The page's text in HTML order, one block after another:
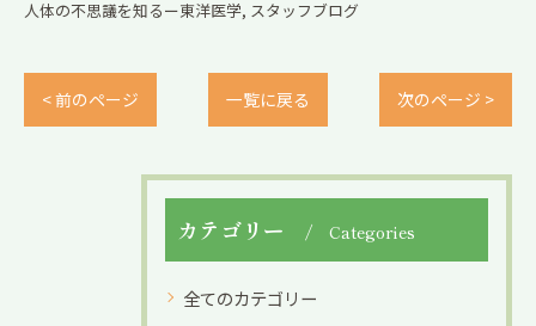
人体の不思議を知るー東洋医学 スタッフブログ
< 前のページ 一覧に戻る 次のページ >
カテゴリー Categories
全てのカテゴリー